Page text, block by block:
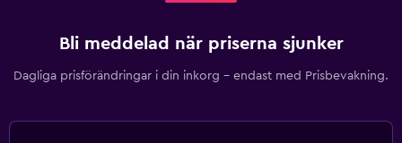
Bli meddelad när priserna sjunker
Dagliga prisförändringar i din inkorg – endast med Prisbevakning.